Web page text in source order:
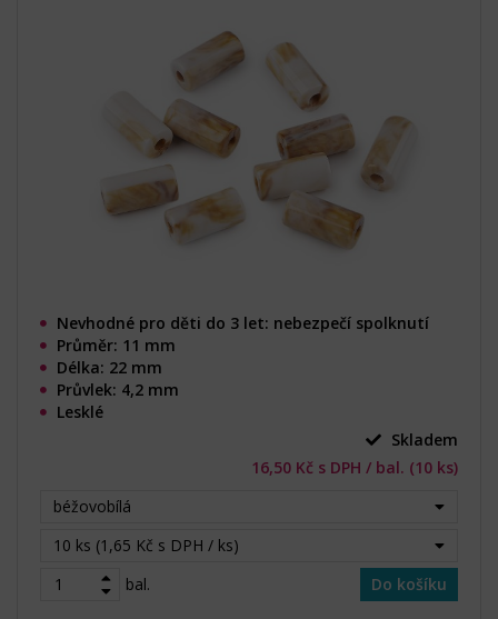
Nevhodné pro děti do 3 let: nebezpečí spolknutí
Průměr: 11 mm
Délka: 22 mm
Průvlek: 4,2 mm
Lesklé
Skladem
16,50 Kč s DPH / bal. (10 ks)
béžovobílá
10 ks (1,65 Kč s DPH / ks)
bal.
Do košíku